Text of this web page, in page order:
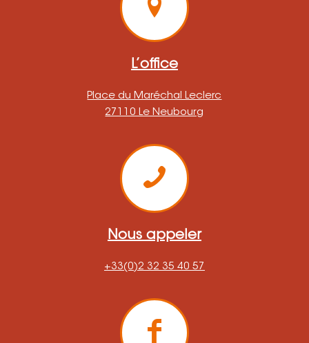
L’office
Place du Maréchal Leclerc
27110 Le Neubourg
Nous appeler
+33(0)2 32 35 40 57